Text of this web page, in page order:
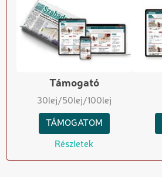
Támogató
30lej/50lej/100lej
TÁMOGATOM
Részletek